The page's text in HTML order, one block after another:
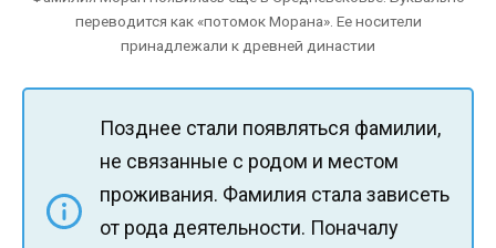
переводится как «потомок Морана». Ее носители
принадлежали к древней династии
Позднее стали появляться фамилии,
не связанные с родом и местом
проживания. Фамилия стала зависеть
от рода деятельности. Поначалу